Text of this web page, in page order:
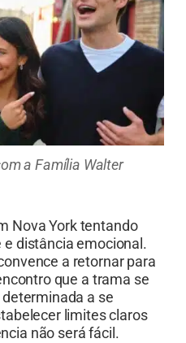
a Família Walter
Nova York tentando
distância emocional.
a retornar para
que a trama se
a se
limites claros
não será fácil.